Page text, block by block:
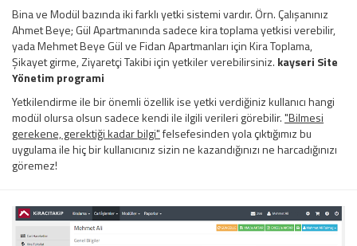
Bina ve Modül bazında iki farklı yetki sistemi vardır. Örn. Çalışanınız
Ahmet Beye; Gül Apartmanında sadece kira toplama yetkisi verebilir,
yada Mehmet Beye Gül ve Fidan Apartmanları için Kira Toplama,
Şikayet girme, Ziyaretçi Takibi için yetkiler verebilirsiniz. kayseri Site
Yönetim programi
Yetkilendirme ile bir önemli özellik ise yetki verdiğiniz kullanıcı hangi
modül olursa olsun sadece kendi ile ilgili verileri görebilir."Bilmesi
gerekene, gerektiği kadar bilgi"felsefesinden yola çıktığımız bu
uygulama ile hiç bir kullanıcınız sizin ne kazandığınızı ne harcadığınızı
göremez!